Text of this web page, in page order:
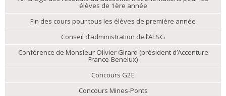
élèves de 1ère année
Fin des cours pour tous les élèves de première année
Conseil d’administration de l’AESG
Conférence de Monsieur Olivier Girard (président d’Accenture
France-Benelux)
Concours G2E
Concours Mines-Ponts